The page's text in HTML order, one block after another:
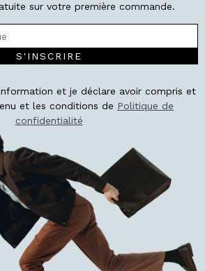
sur votre première commande.
S'INSCRIRE
et je déclare avoir compris et
et les conditions de Politique de
confidentialité